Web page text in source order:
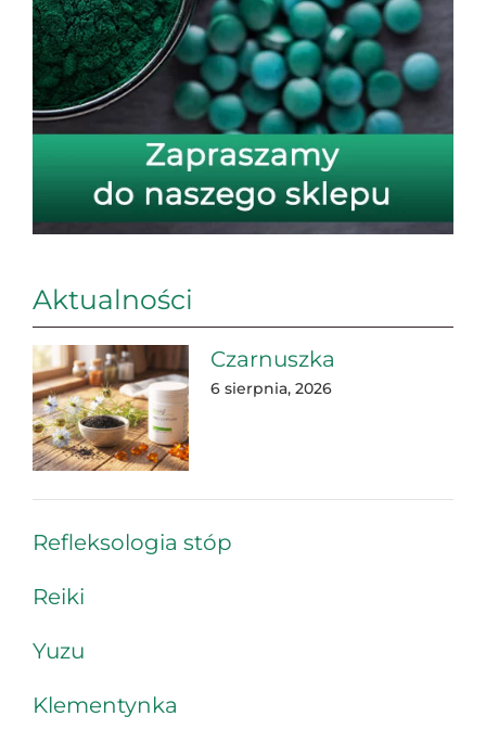
Aktualności
Czarnuszka
6 sierpnia, 2026
Refleksologia stóp
Reiki
Yuzu
Klementynka